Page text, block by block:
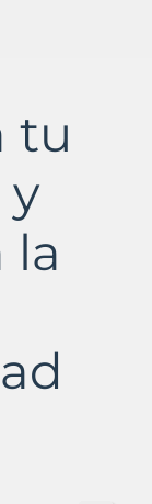
tu
y
la